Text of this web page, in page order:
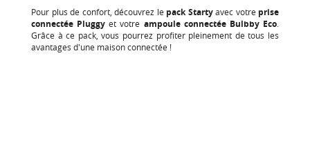
Pour plus de confort, découvrez le pack Startyavec votre prise
connectée Pluggy et votre ampoule connectée Bulbby Eco.
Grâce à ce pack, vous pourrez profiter pleinement de tous les
avantages d'une maison connectée !